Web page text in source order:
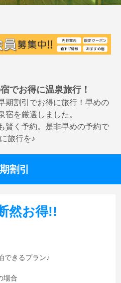
でお得に温泉旅行！
期割引でお得に旅行！早めの
宿を厳選しました。
賢く予約。是非早めの予約で
旅行を♪
割引
然お得!!
できるプラン♪
場合